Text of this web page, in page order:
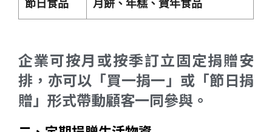
節日食品
月餅、年糕、賀年食品
企業可按月或按季訂立固定捐贈安
排，亦可以「買一捐一」或「節日捐
贈」形式帶動顧客一同參與。